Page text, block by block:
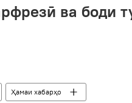
ва боди
Ҳамаи хабарҳо